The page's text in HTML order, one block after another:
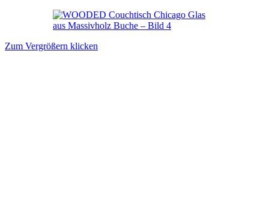
Zum Vergrößern klicken